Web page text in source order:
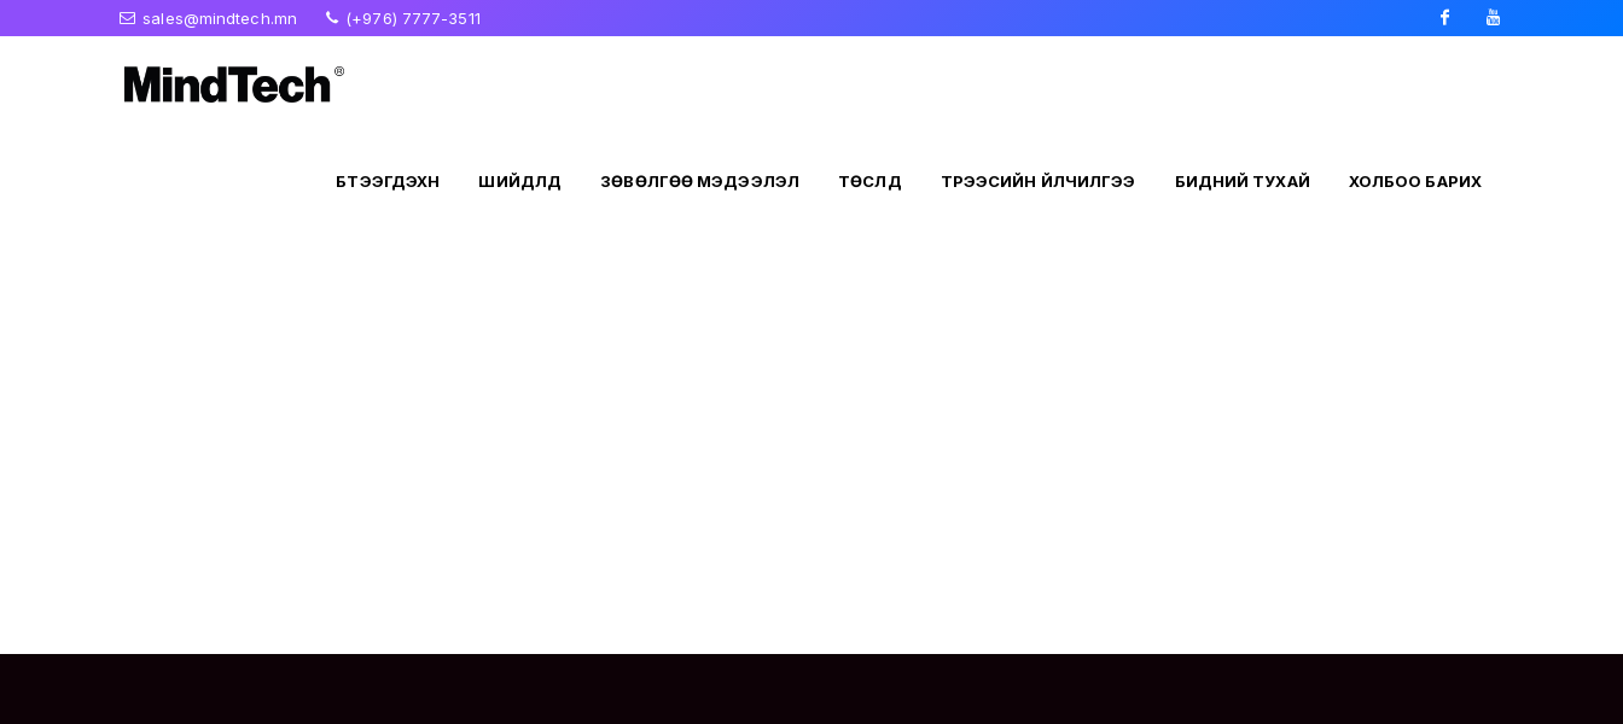
sales@mindtech.mn
(+976) 7777-3511
БҮТЭЭГДЭХҮҮН ШИЙДЛҮҮД ЗӨВӨЛГӨӨ МЭДЭЭЛЭЛ ТӨСЛҮҮД ТҮРЭЭСИЙН ҮЙЛЧИЛГЭЭ БИДНИЙ ТУХАЙ ХОЛБОО БАРИХ